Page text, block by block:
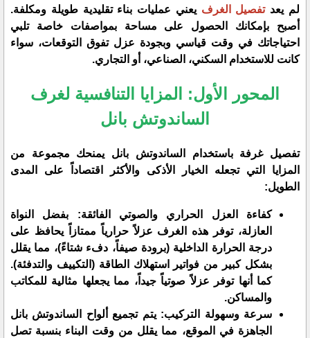
​لم يعدتفصيل الغرف يعني عمليات بناء تقليدية طويلة ومكلفة.
أصبح بإمكانك الحصول على مساحة بمواصفات خاصة تلبي
احتياجاتك في وقت قياسي وبجودة عزل تفوق التوقعات، سواء
كانت للاستخدام السكني، الصناعي، أو التجاري.
​المحور الأول: المزايا التنافسية لغرف
الساندوتش بانل
​تفصيل غرفة باستخدام الساندوتش بانل يمنحك مجموعة من
المزايا التي تجعله الخيار الأذكى والأكثر اقتصاداً على المدى
الطويل:
​كفاءة العزل الحراري والصوتي الفائقة: بفضل النواة
العازلة، توفر هذه الغرف عزلاً حرارياً ممتازاً يحافظ على
درجة الحرارة الداخلية (برودة صيفاً، دفء شتاءً)، مما يقلل
بشكل كبير من فواتير استهلاك الطاقة (التكييف والتدفئة).
كما أنها توفر عزلاً صوتياً جيداً، مما يجعلها مثالية للمكاتب
والمساكن.
​سرعة وسهولة التركيب: يتم تجميع ألواح الساندوتش بانل
الجاهزة في الموقع، مما يقلل من وقت البناء بنسبة تصل